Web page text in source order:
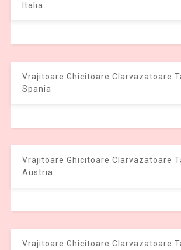
Italia
Vrajitoare Ghicitoare Clarvazatoare
Spania
Vrajitoare Ghicitoare Clarvazatoare
Austria
Vrajitoare Ghicitoare Clarvazatoare